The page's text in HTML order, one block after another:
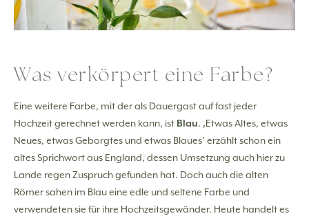
Was verkörpert eine Farbe?
Eine weitere Farbe, mit der als Dauergast auf fast jeder
Hochzeit gerechnet werden kann, ist Blau. ‚Etwas Altes, etwas
Neues, etwas Geborgtes und etwas Blaues’ erzählt schon ein
altes Sprichwort aus England, dessen Umsetzung auch hier zu
Lande regen Zuspruch gefunden hat. Doch auch die alten
Römer sahen im Blau eine edle und seltene Farbe und
verwendeten sie für ihre Hochzeitsgewänder. Heute handelt es